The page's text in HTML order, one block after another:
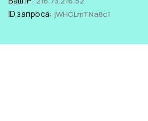
ID запроса: jWHCLmTNa8c1